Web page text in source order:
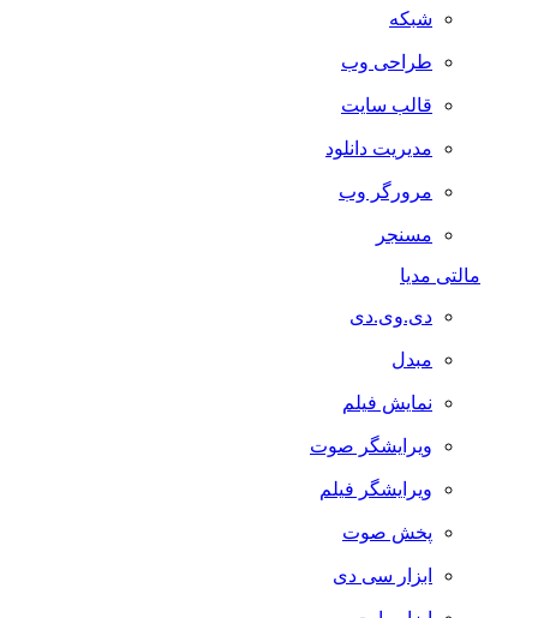
شبکه
طراحی وب
قالب سایت
مدیریت دانلود
مرورگر وب
مسنجر
مالتی مدیا
دی.وی.دی
مبدل
نمایش فیلم
ویرایشگر صوت
ویرایشگر فیلم
پخش صوت
ابزار سی دی